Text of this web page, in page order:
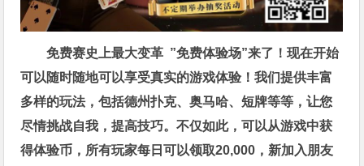
免费赛史上最大变革 ”免费体验场”来了！现在开始
可以随时随地可以享受真实的游戏体验！我们提供丰富
多样的玩法，包括德州扑克、奥马哈、短牌等等，让您
尽情挑战自我，提高技巧。不仅如此，可以从游戏中获
得体验币，所有玩家每日可以领取20,000，新加入朋友